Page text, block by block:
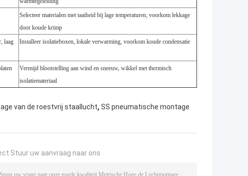
Selecteer materialen met taaiheid bij lage temperaturen, voorkom lekkage
door koude krimp
laag
Installeer isolatieboxen, lokale verwarming, voorkom koude condensatie
Vermijd blootstelling aan wind en sneeuw, wikkel met thermisch
isolatiemateriaal
van de roestvrij staallucht, SS pneumatische montage
Stuur uw aanvraag naar ons